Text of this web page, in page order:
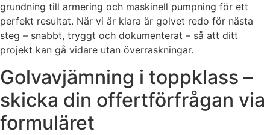
grundning till armering och maskinell pumpning för ett
perfekt resultat. När vi är klara är golvet redo för nästa
steg – snabbt, tryggt och dokumenterat – så att ditt
projekt kan gå vidare utan överraskningar.
Golvavjämning i toppklass –
skicka din offertförfrågan via
formuläret